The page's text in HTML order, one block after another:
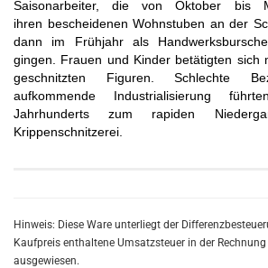
Saisonarbeiter, die von Oktober bis
ihren bescheidenen Wohnstuben an der
dann im Frühjahr als
gingen. Frauen und Kinder betätigten sich
geschnitzten Figuren. Schlechte
aufkommende Industrialisierung
Jahrhunderts zum rapiden
Krippenschnitzerei.
Hinweis: Diese Ware unterliegt der
Kaufpreis enthaltene Umsatzsteuer in der
ausgewiesen.